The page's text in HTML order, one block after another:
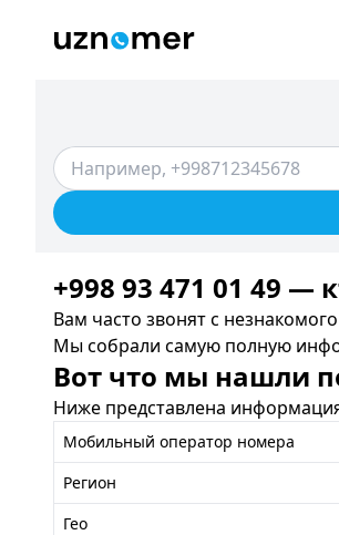
+998 93 471 01 49 —
Вам часто звонят с
Мы собрали самую полную
Вот что мы нашли
Ниже представлена
Мобильный оператор номера
Регион
Гео